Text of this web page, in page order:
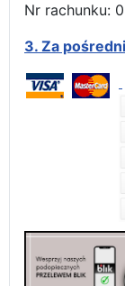
Nr rachunku:
3. Za